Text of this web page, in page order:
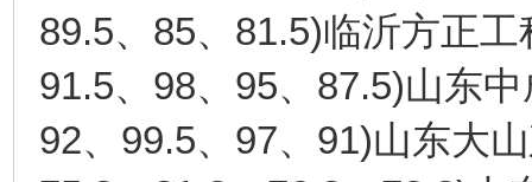
89.5、 85、 81.5)临沂方正
91.5、 98、 95、 87.5)山东
92、 99.5、 97、 91)山东大